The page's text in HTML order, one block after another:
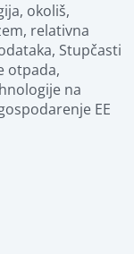
okoliš,
relativna
Stupčasti
otpada,
na
EE